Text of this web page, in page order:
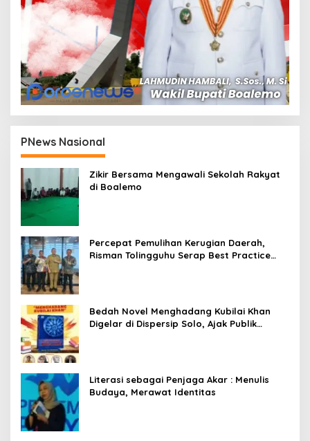
PNews Nasional
Zikir Bersama Mengawali Sekolah Rakyat
di Boalemo
Percepat Pemulihan Kerugian Daerah,
Risman Tolingguhu Serap Best Practice
Bedah Novel Menghadang Kubilai Khan
Digelar di Dispersip Solo, Ajak Publik
Literasi sebagai Penjaga Akar : Menulis
Budaya, Merawat Identitas